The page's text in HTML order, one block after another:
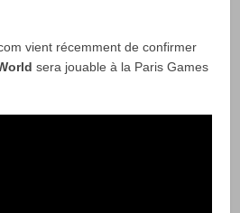
vient récemment de confirmer
sera jouable à la Paris Games